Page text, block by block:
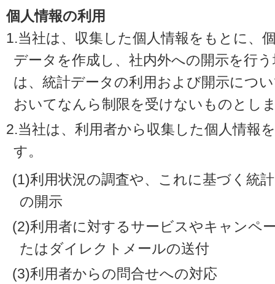
個人情報の利用
1.当社は、収集した個人情報をもとに、
データを作成し、社内外への開示を行
は、統計データの利用および開示につ
おいてなんら制限を受けないものとし
2.当社は、利用者から収集した個人情報
す。
(1)利用状況の調査や、これに基づく統
の開示
(2)利用者に対するサービスやキャンペ
たはダイレクトメールの送付
(3)利用者からの問合せへの対応